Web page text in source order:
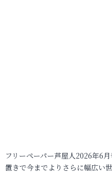
フリーペーパー芦屋人2026年6
置きで今までよりさらに幅広い